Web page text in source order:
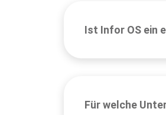
Ist Infor OS ein
Für welche